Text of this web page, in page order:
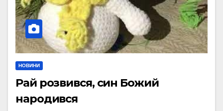
НОВИНИ
Рай розвився, син Божий
народився